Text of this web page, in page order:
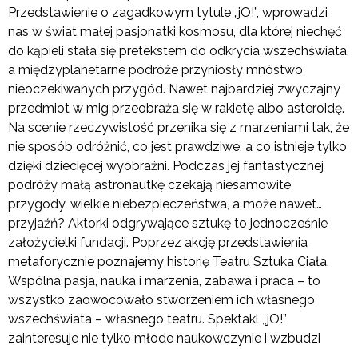
Przedstawienie o zagadkowym tytule „jO!”, wprowadzi
nas w świat małej pasjonatki kosmosu, dla której niechęć
do kąpieli stała się pretekstem do odkrycia wszechświata,
a międzyplanetarne podróże przyniosły mnóstwo
nieoczekiwanych przygód. Nawet najbardziej zwyczajny
przedmiot w mig przeobraża się w rakietę albo asteroidę.
Na scenie rzeczywistość przenika się z marzeniami tak, że
nie sposób odróżnić, co jest prawdziwe, a co istnieje tylko
dzięki dziecięcej wyobraźni. Podczas jej fantastycznej
podróży małą astronautkę czekają niesamowite
przygody, wielkie niebezpieczeństwa, a może nawet…
przyjaźń? Aktorki odgrywające sztukę to jednocześnie
założycielki fundacji. Poprzez akcję przedstawienia
metaforycznie poznajemy historię Teatru Sztuka Ciała.
Wspólna pasja, nauka i marzenia, zabawa i praca – to
wszystko zaowocowało stworzeniem ich własnego
wszechświata – własnego teatru. Spektakl ,,jO!”
zainteresuje nie tylko młode naukowczynie i wzbudzi